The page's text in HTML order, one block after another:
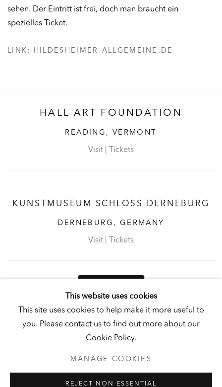
sehen. Der Eintritt ist frei, doch man braucht ein
spezielles Ticket.
LINK: HILDESHEIMER-ALLGEMEINE.DE
HALL ART FOUNDATION
READING, VERMONT
Visit | Tickets
KUNSTMUSEUM SCHLOSS DERNEBURG
DERNEBURG, GERMANY
Visit | Tickets
This website uses cookies
This site uses cookies to help make it more useful to
you. Please contact us to find out more about our
Cookie Policy.
MANAGE COOKIES
REJECT NON ESSENTIAL